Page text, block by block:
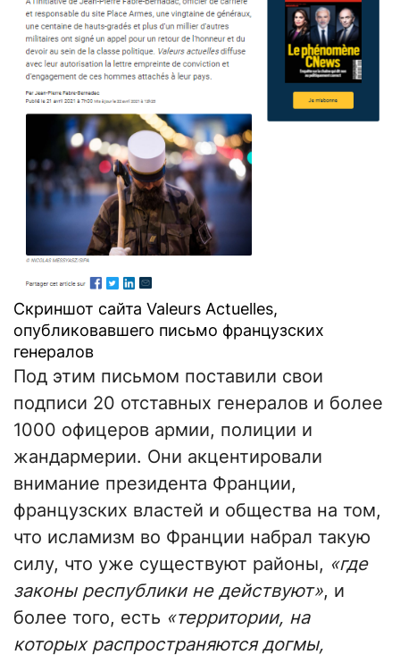
Скриншот сайта Valeurs Actuelles,
опубликовавшего письмо французских
генералов
Под этим письмом поставили свои
подписи 20 отставных генералов и более
1000 офицеров армии, полиции и
жандармерии. Они акцентировали
внимание президента Франции,
французских властей и общества на том,
что исламизм во Франции набрал такую
силу, что уже существуют районы, «где
законы республики не действуют», и
более того, есть «территории, на
которых распространяются догмы,